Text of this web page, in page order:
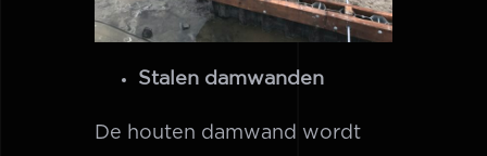
Stalen damwanden
De houten damwand wordt